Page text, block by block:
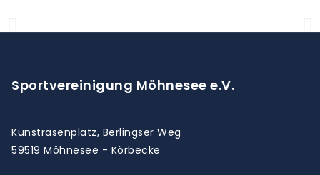
Sportvereinigung Möhnesee e.V.
Kunstrasenplatz, Berlingser Weg
59519 Möhnesee - Körbecke